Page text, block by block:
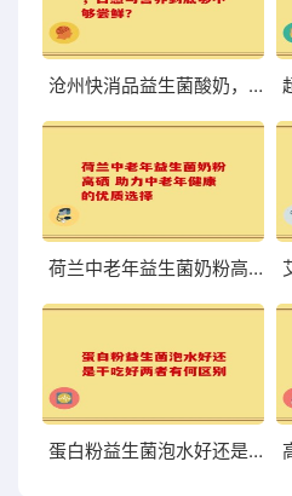
沧州快消品益生菌酸奶，口感与营养到底够不够尝鲜？
荷兰中老年益生菌奶粉高硒 助力中老年健康的优质选择
蛋白粉益生菌泡水好还是干吃好两者有何区别